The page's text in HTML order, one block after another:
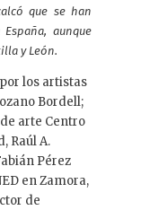
que se han
aunque
y León.
los artistas
Bordell;
arte Centro
Raúl A.
Pérez
en Zamora,
de